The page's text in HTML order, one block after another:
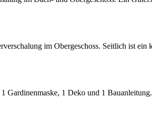
im Obergeschoss. Seitlich ist ein
Gardinenmaske, 1 Deko und 1